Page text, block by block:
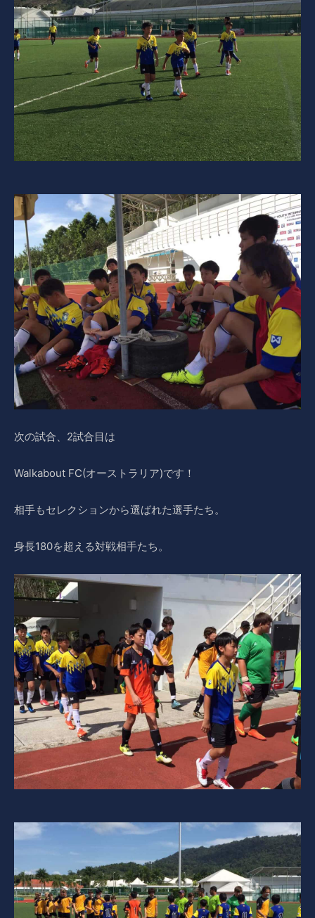
次の試合、2試合目は
Walkabout FC(オーストラリア)です！
相手もセレクションから選ばれた選手たち。
身長180を超える対戦相手たち。